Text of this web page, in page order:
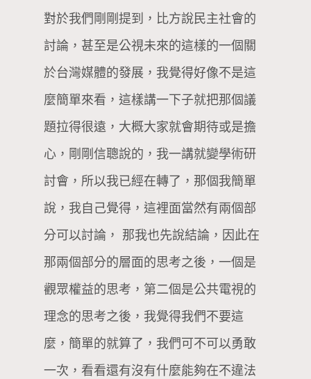
對於我們剛剛提到，比方說民主社會的
討論，甚至是公視未來的這樣的一個關
於台灣媒體的發展，我覺得好像不是這
麼簡單來看，這樣講一下子就把那個議
題拉得很遠，大概大家就會期待或是擔
心，剛剛信聰說的，我一講就變學術研
討會，所以我已經在轉了，那個我簡單
說，我自己覺得，這裡面當然有兩個部
分可以討論， 那我也先說結論，因此在
那兩個部分的層面的思考之後，一個是
觀眾權益的思考，第二個是公共電視的
理念的思考之後，我覺得我們不要這
麼，簡單的就算了，我們可不可以勇敢
一次，看看還有沒有什麼能夠在不違法